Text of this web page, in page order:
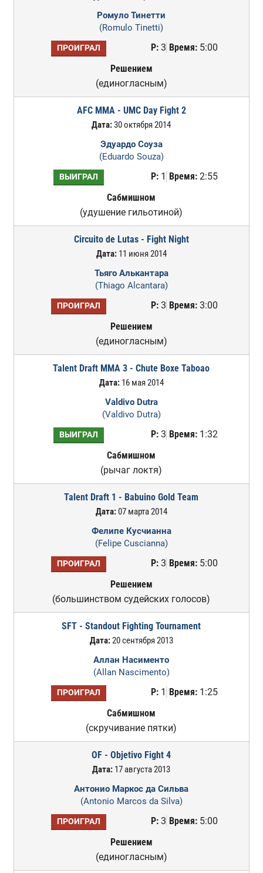
Ромуло Тинетти
(Romulo Tinetti)
ПРОИГРАЛ Р:3 Время:5:00
Решением
(единогласным)
AFC MMA - UMC Day Fight 2
Дата:30 октября 2014
Эдуардо Соуза
(Eduardo Souza)
ВЫИГРАЛ Р:1 Время:2:55
Сабмишном
(удушение гильотиной)
Circuito de Lutas - Fight Night
Дата:11 июня 2014
Тьяго Алькантара
(Thiago Alcantara)
ПРОИГРАЛ Р:3 Время:3:00
Решением
(единогласным)
Talent Draft MMA 3 - Chute Boxe Taboao
Дата:16 мая 2014
Valdivo Dutra
(Valdivo Dutra)
ВЫИГРАЛ Р:3 Время:1:32
Сабмишном
(рычаг локтя)
Talent Draft 1 - Babuino Gold Team
Дата:07 марта 2014
Фелипе Кусчианна
(Felipe Cuscianna)
ПРОИГРАЛ Р:3 Время:5:00
Решением
(большинством судейских голосов)
SFT - Standout Fighting Tournament
Дата:20 сентября 2013
Аллан Насименто
(Allan Nascimento)
ПРОИГРАЛ Р:1 Время:1:25
Сабмишном
(скручивание пятки)
OF - Objetivo Fight 4
Дата: 17 августа 2013
Антонио Маркос да Сильва
(Antonio Marcos da Silva)
ПРОИГРАЛ Р:3 Время:5:00
Решением
(единогласным)